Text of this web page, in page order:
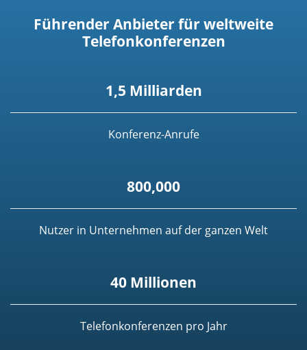
Führender Anbieter für weltweite
Telefonkonferenzen
1,5 Milliarden
Konferenz-Anrufe
800,000
Nutzer in Unternehmen auf der ganzen Welt
40 Millionen
Telefonkonferenzen pro Jahr